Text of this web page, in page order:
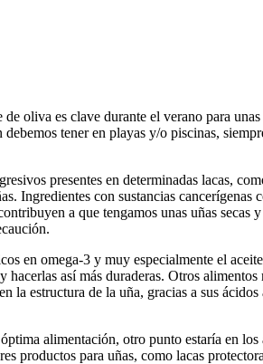
oliva es clave durante el verano para
tener en playas y/o piscinas,
presentes en determinadas lacas,
Ingredientes con sustancias
a que tengamos unas uñas
en omega-3 y muy especialmente el
así más duraderas. Otros
estructura de la uña, gracias a sus
alimentación, otro punto estaría en
productos para uñas, como lacas